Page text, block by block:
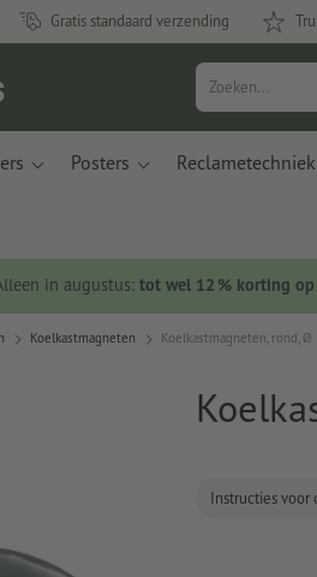
Gratis standaard verzending
Posters
in augustus: tot wel 12 % korting
Koelkastmagneten Koelkastmagneten, rond, Ø
Instructies voor